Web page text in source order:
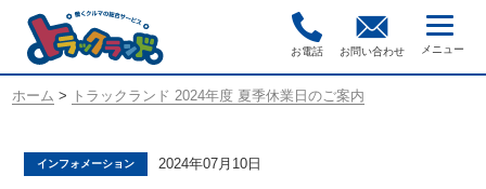
お電話 お問い合わせ
ホーム > トラックランド 2024年度 夏季休業日のご案内
インフォメーション 2024年07月10日